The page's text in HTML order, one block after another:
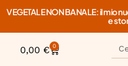
VEGETALE NON BANALE: il mio
e
0,00 € 0